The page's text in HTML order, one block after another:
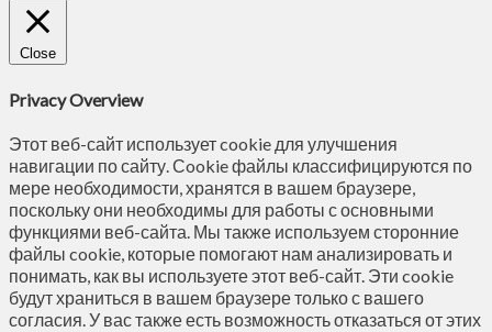
Close
Privacy Overview
Этот веб-сайт использует cookie для улучшения
навигации по сайту. Сookie файлы классифицируются по
мере необходимости, хранятся в вашем браузере,
поскольку они необходимы для работы с основными
функциями веб-сайта. Мы также используем сторонние
файлы cookie, которые помогают нам анализировать и
понимать, как вы используете этот веб-сайт. Эти cookie
будут храниться в вашем браузере только с вашего
согласия. У вас также есть возможность отказаться от этих